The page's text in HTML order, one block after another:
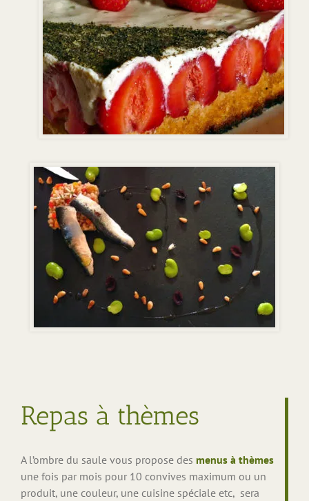
Repas à thèmes
A l’ombre du saule vous propose des menus à thèmes
une fois par mois pour 10 convives maximum ou un
produit, une couleur, une cuisine spéciale etc, sera